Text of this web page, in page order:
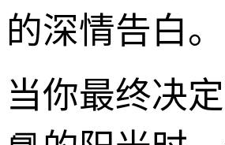
的深情告白。
当你最终决